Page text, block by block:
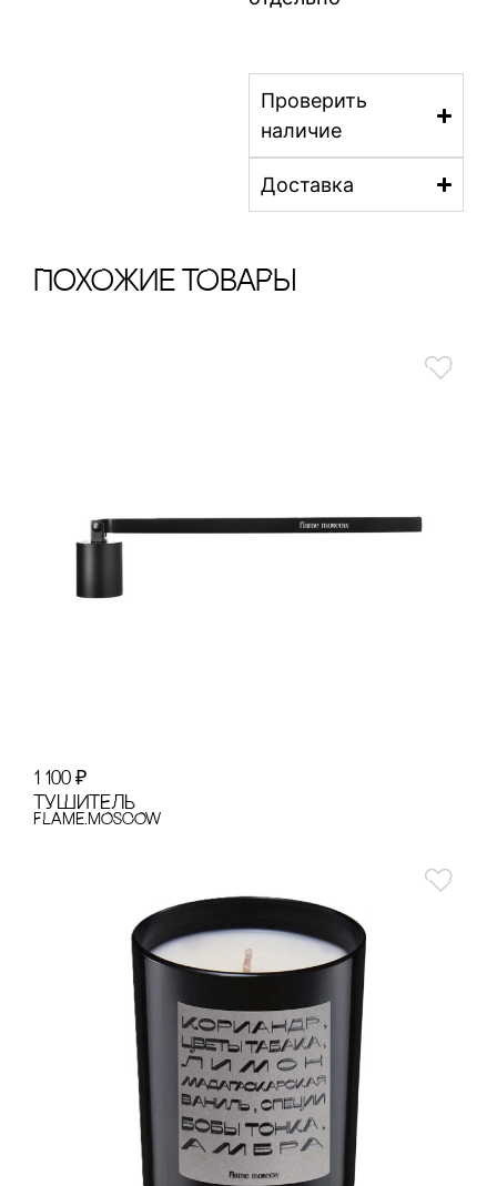
Проверить
наличие
Доставка
ПохОжИе тОваРы
1 100 ₽
ТУШИТЕЛЬ
FLAME.MOSCOW